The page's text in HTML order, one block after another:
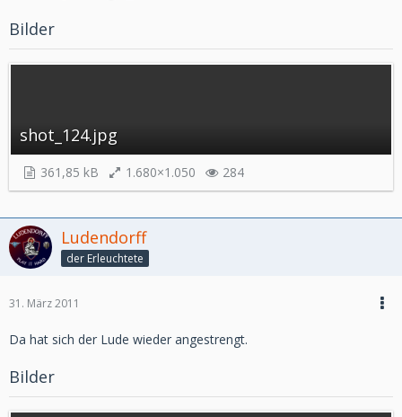
Bilder
shot_124.jpg
361,85 kB 1.680×1.050 284
Ludendorff
der Erleuchtete
31. März 2011
Da hat sich der Lude wieder angestrengt.
Bilder